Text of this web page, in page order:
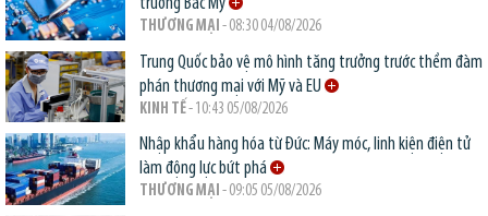
trường Bắc Mỹ
THƯƠNG MẠI - 08:30 04/08/2026
Trung Quốc bảo vệ mô hình tăng trưởng trước thềm đàm
phán thương mại với Mỹ và EU
KINH TẾ- 10:43 05/08/2026
Nhập khẩu hàng hóa từ Đức: Máy móc, linh kiện điện tử
làm động lực bứt phá
THƯƠNG MẠI - 09:05 05/08/2026